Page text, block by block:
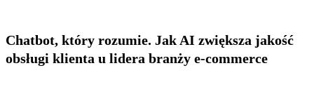
Chatbot, który rozumie. Jak AI zwiększa jakość
obsługi klienta u lidera branży e-commerce